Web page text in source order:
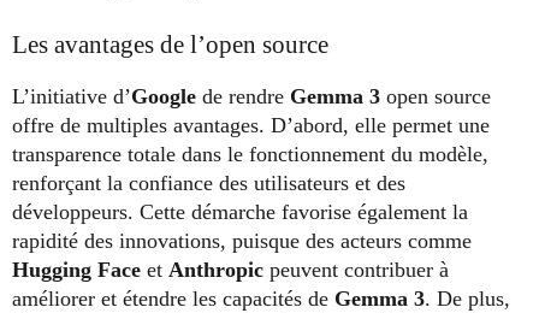
Les avantages de l’open source
L’initiative d’Google de rendre Gemma 3 open source
offre de multiples avantages. D’abord, elle permet une
transparence totale dans le fonctionnement du modèle,
renforçant la confiance des utilisateurs et des
développeurs. Cette démarche favorise également la
rapidité des innovations, puisque des acteurs comme
Hugging Face et Anthropic peuvent contribuer à
améliorer et étendre les capacités de Gemma 3. De plus,